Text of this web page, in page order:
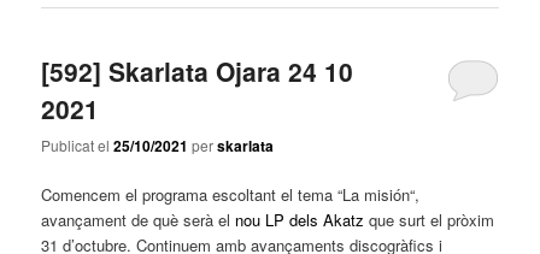
[592] Skarlata Ojara 24 10
2021
Publicat el25/10/2021 perskarlata
Comencem el programa escoltant el tema “La misión“,
avançament de què serà el nou LP delsAkatz que surt el pròxim
31 d’octubre. Continuem amb avançaments discogràfics i